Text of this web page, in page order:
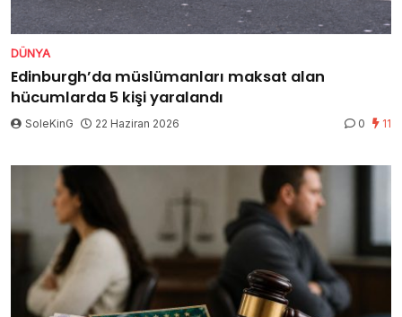
DÜNYA
Edinburgh’da müslümanları maksat alan
hücumlarda 5 kişi yaralandı
SoleKinG 22 Haziran 2026 0 11